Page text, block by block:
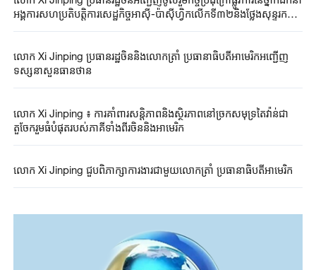
អង្គការ​សហប្រតិបត្តិការ​សេដ្ឋកិច្ច​អាស៊ី-ប៉ាស៊ីហ្វិក​លើកទី៣២​និងថ្លែង​សុន្ទរកថា
លោក Xi ​Jinping ​ប្រធានរដ្ឋចិន​និងលោកត្រាំ ​ប្រធានាធិបតី​អាមេរិក​​អញ្ជើញ​​​
ទស្សនា​សួនធានថាន​
លោក Xi ​Jinping ​៖ ការគាំពារ​សន្តិភាពនិង​ស្ថិរភាពនៅ​ច្រកសមុទ្រ​តៃវ៉ាន់ជា​
តួចែករួម​ធំបំផុត​របស់​ភាគីទាំងពីរ​ចិននិងអាមេរិក​
លោក Xi ​Jinping ​ជួបពិភាក្សា​ការងារ​ជាមួយ​លោកត្រាំ ​ប្រធានាធិបតី​អាមេរិក​​